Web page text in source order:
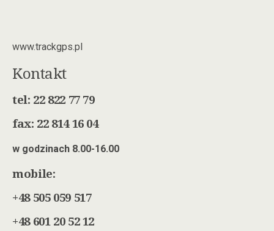
www.trackgps.pl
Kontakt
tel: 22 822 77 79
fax: 22 814 16 04
w godzinach 8.00-16.00
mobile:
+48 505 059 517
+48 601 20 52 12